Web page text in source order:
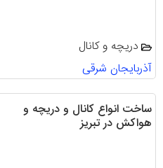
دریچه و کانال
آذربایجان شرقی
ساخت انواع کانال و دریچه و
هواکش در تبریز